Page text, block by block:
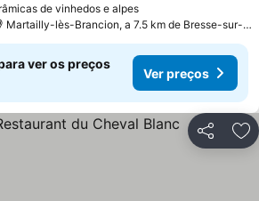
de vinhedos e alpes
Martailly-lès-Brancion, a 7.5 km de Bresse-sur-Grosne
ver os preços
Ver preços
Partilhar